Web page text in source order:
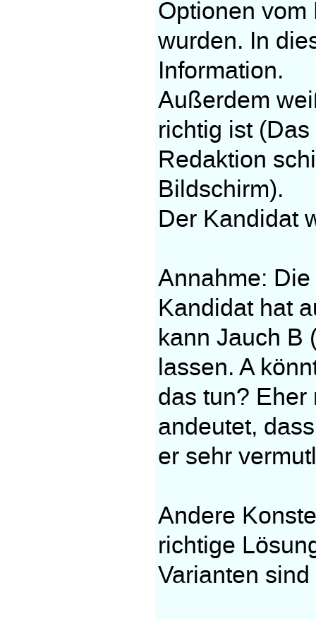
Optionen
wurden. In
Information.
Außerdem
richtig ist
Redaktion
Bildschirm).
Der Kandidat
Annahme:
Kandidat hat
kann Jauch B
lassen. A
das tun?
andeutet,
er sehr
Andere
richtige
Varianten